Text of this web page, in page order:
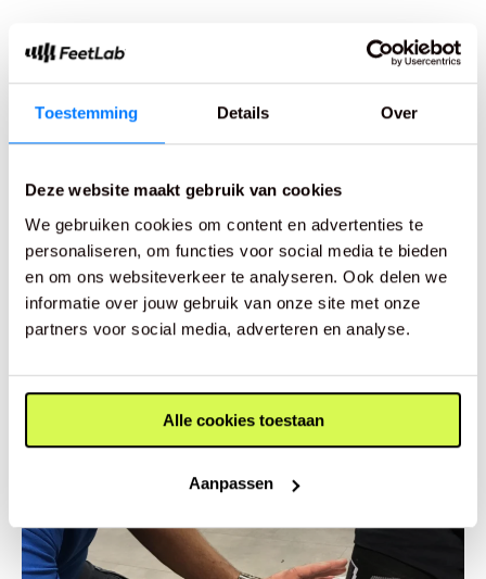
Toestemming Details Over
Deze website maakt gebruik van cookies
We gebruiken cookies om content en advertenties te
personaliseren, om functies voor social media te bieden
en om ons websiteverkeer te analyseren. Ook delen we
informatie over jouw gebruik van onze site met onze
partners voor social media, adverteren en analyse.
Alle cookies toestaan
Aanpassen
Blog categorieën
Gerelateerde verhalen
Ontdek meer tips, kennis en inspiratie over voeten,
beweging en comfort.